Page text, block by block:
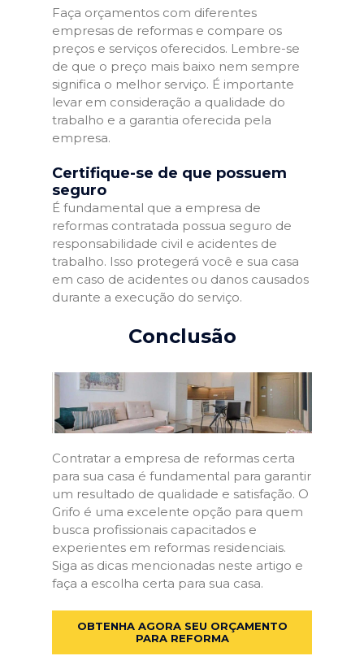
Faça orçamentos com diferentes
empresas de reformas e compare os
preços e serviços oferecidos. Lembre-se
de que o preço mais baixo nem sempre
significa o melhor serviço. É importante
levar em consideração a qualidade do
trabalho e a garantia oferecida pela
empresa.
Certifique-se de que possuem
seguro
É fundamental que a empresa de
reformas contratada possua seguro de
responsabilidade civil e acidentes de
trabalho. Isso protegerá você e sua casa
em caso de acidentes ou danos causados
durante a execução do serviço.
Conclusão
Contratar a empresa de reformas certa
para sua casa é fundamental para garantir
um resultado de qualidade e satisfação. O
Grifo é uma excelente opção para quem
busca profissionais capacitados e
experientes em reformas residenciais.
Siga as dicas mencionadas neste artigo e
faça a escolha certa para sua casa.
OBTENHA AGORA SEU ORÇAMENTO
PARA REFORMA